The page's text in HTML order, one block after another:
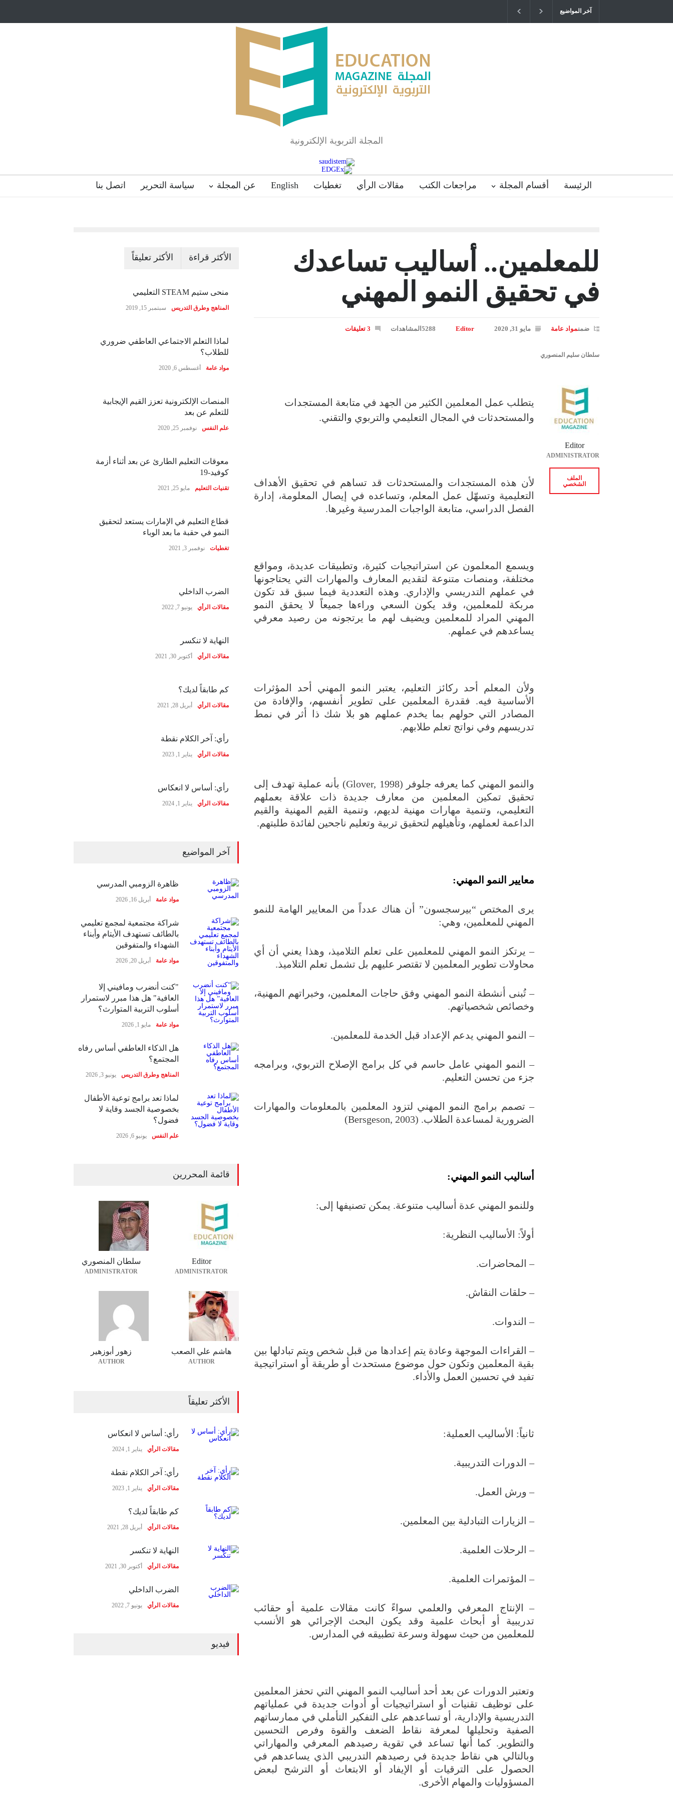
آخر المواضيع
شراكة مجتمعية لمجمع تعليمي بالطائف تستهدف الأيتام وأبناء الشهداء
لماذا تعد برامج توعية الأطفال بخصوصية الجسد وقاية لا فضول؟
المجلة التربوية الإلكترونية
الرئيسة أقسام المجلة مراجعات الكتب مقالات الرأي تغطيات English عن المجلة سياسة التحرير اتصل بنا
للمعلمين.. أساليب تساعدك
في تحقيق النمو المهني
ضمنمواد عامة مايو 31, 2020 Editor 5288المشاهدات 3 تعليقات
سلطان سليم المنصوري
يتطلب عمل المعلمين الكثير من الجهد في متابعة المستجدات
والمستحدثات في المجال التعليمي والتربوي والتقني.
لأن هذه المستجدات والمستحدثات قد تساهم في تحقيق الأهداف
التعليمية وتسهّل عمل المعلم، وتساعده في إيصال المعلومة، إدارة
الفصل الدراسي، متابعة الواجبات المدرسية وغيرها.
ويسمع المعلمون عن استراتيجيات كثيرة، وتطبيقات عديدة، ومواقع
مختلفة، ومنصات متنوعة لتقديم المعارف والمهارات التي يحتاجونها
في عملهم التدريسي والإداري. وهذه التعددية فيما سبق قد تكون
مربكة للمعلمين، وقد يكون السعي وراءها جميعاً لا يحقق النمو
المهني المراد للمعلمين ويضيف لهم ما يرتجونه من رصيد معرفي
يساعدهم في عملهم.
ولأن المعلم أحد ركائز التعليم، يعتبر النمو المهني أحد المؤثرات
الأساسية فيه. فقدرة المعلمين على تطوير أنفسهم، والإفادة من
المصادر التي حولهم بما يخدم عملهم هو بلا شك ذا أثر في نمط
تدريسهم وفي نواتج تعلم طلابهم.
والنمو المهني كما يعرفه جلوفر (Glover, 1998) بأنه عملية تهدف إلى
تحقيق تمكين المعلمين من معارف جديدة ذات علاقة بعملهم
التعليمي، وتنمية مهارات مهنية لديهم، وتنمية القيم المهنية والقيم
الداعمة لعملهم، وتأهيلهم لتحقيق تربية وتعليم ناجحين لفائدة طلبتهم.
معايير النمو المهني:
يرى المختص “بيرسجسون” أن هناك عدداً من المعايير الهامة للنمو
المهني للمعلمين، وهي:
– يرتكز النمو المهني للمعلمين على تعلم التلاميذ، وهذا يعني أن أي
محاولات تطوير المعلمين لا تقتصر عليهم بل تشمل تعلم التلاميذ.
– تُبنى أنشطة النمو المهني وفق حاجات المعلمين، وخبراتهم المهنية،
وخصائص شخصياتهم.
– النمو المهني يدعم الإعداد قبل الخدمة للمعلمين.
– النمو المهني عامل حاسم في كل برامج الإصلاح التربوي، وبرامجه
جزء من تحسن التعليم.
– تصمم برامج النمو المهني لتزود المعلمين بالمعلومات والمهارات
الضرورية لمساعدة الطلاب. (Bersgeson, 2003)
أساليب النمو المهني:
وللنمو المهني عدة أساليب متنوعة. يمكن تصنيفها إلى:
أولاً: الأساليب النظرية:
– المحاضرات.
– حلقات النقاش.
– الندوات.
– القراءات الموجهة وعادة يتم إعدادها من قبل شخص ويتم تبادلها بين
بقية المعلمين وتكون حول موضوع مستحدث أو طريقة أو استراتيجية
تفيد في تحسين العمل والأداء.
ثانياً: الأساليب العملية:
– الدورات التدريبية.
– ورش العمل.
– الزيارات التبادلية بين المعلمين.
– الرحلات العلمية.
– المؤتمرات العلمية.
– الإنتاج المعرفي والعلمي سواءً كانت مقالات علمية أو حقائب
تدريبية أو أبحاث علمية وقد يكون البحث الإجرائي هو الأنسب
للمعلمين من حيث سهولة وسرعة تطبيقه في المدارس.
وتعتبر الدورات عن بعد أحد أساليب النمو المهني التي تحفز المعلمين
على توظيف تقنيات أو استراتيجيات أو أدوات جديدة في عملياتهم
التدريسية والإدارية، أو تساعدهم على التفكير التأملي في ممارساتهم
الصفية وتحليلها لمعرفة نقاط الضعف والقوة وفرص التحسين
والتطوير. كما أنها تساعد في تقوية رصيدهم المعرفي والمهاراتي
وبالتالي هي نقاط جديدة في رصيدهم التدريبي الذي يساعدهم في
الحصول على الترقيات أو الإيفاد أو الابتعاث أو الترشح لبعض
المسؤوليات والمهام الأخرى.
Editor
ADMINISTRATOR
الملف
الشخصي
الأكثر قراءة الأكثر تعليقاً
منحى ستيم STEAM التعليمي
المناهج وطرق التدريس سبتمبر 15, 2019
لماذا التعلم الاجتماعي العاطفي ضروري
للطلاب؟
مواد عامة أغسطس 6, 2020
المنصات الإلكترونية تعزز القيم الإيجابية
للتعلم عن بعد
علم النفس نوفمبر 25, 2020
معوقات التعليم الطارئ عن بعد أثناء أزمة
كوفيد-19
تقنيات التعليم مايو 25, 2021
قطاع التعليم في الإمارات يستعد لتحقيق
النمو في حقبة ما بعد الوباء
تغطيات نوفمبر 3, 2021
الضرب الداخلي
مقالات الرأي يونيو 7, 2022
النهاية لا تنكسر
مقالات الرأي أكتوبر 30, 2021
كم طابقاً لديك؟
مقالات الرأي أبريل 28, 2021
رأي: آخر الكلام نقطة
مقالات الرأي يناير 1, 2023
رأي: أساس لا انعكاس
مقالات الرأي يناير 1, 2024
آخر المواضيع
ظاهرة الزومبي المدرسي
مواد عامة أبريل 16, 2026
شراكة مجتمعية لمجمع تعليمي
بالطائف تستهدف الأيتام وأبناء
الشهداء والمتفوقين
مواد عامة أبريل 20, 2026
"كنت أنضرب ومافيني إلا
العافية" هل هذا مبرر لاستمرار
أسلوب التربية المتوارث؟
مواد عامة مايو 1, 2026
هل الذكاء العاطفي أساس رفاه
المجتمع؟
المناهج وطرق التدريس يونيو 3, 2026
لماذا تعد برامج توعية الأطفال
بخصوصية الجسد وقاية لا
فضول؟
علم النفس يونيو 6, 2026
قائمة المحررين
Editor
ADMINISTRATOR
سلطان المنصوري
ADMINISTRATOR
هاشم علي الصعب
AUTHOR
زهور أبوزهير
AUTHOR
الأكثر تعليقاً
رأي: أساس لا انعكاس
مقالات الرأي يناير 1, 2024
رأي: آخر الكلام نقطة
مقالات الرأي يناير 1, 2023
كم طابقاً لديك؟
مقالات الرأي أبريل 28, 2021
النهاية لا تنكسر
مقالات الرأي أكتوبر 30, 2021
الضرب الداخلي
مقالات الرأي يونيو 7, 2022
فيديو